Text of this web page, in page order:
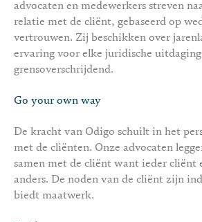
advocaten en medewerkers streven
relatie met de cliënt, gebaseerd op
vertrouwen. Zij beschikken over
ervaring voor elke juridische
grensoverschrijdend.
Go your own way
De kracht van Odigo schuilt in het
met de cliënten. Onze advocaten
samen met de cliënt want ieder cliënt
anders. De noden van de cliënt zijn
biedt maatwerk.